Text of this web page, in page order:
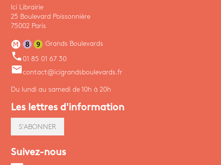
Ici Librairie
25 Boulevard Poissonnière
75002 Paris
Grands Boulevards
phone 01 85 01 67 30
emailcontact@icigrandsboulevards.fr
Du lundi au samedi de 10h à 20h
Les lettres d'information
S'ABONNER
Suivez-nous